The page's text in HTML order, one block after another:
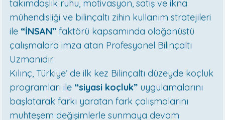
takımdaşlık ruhu, motivasyon, satış ve ikna
mühendisliği ve bilinçaltı zihin kullanım stratejileri
ile “İNSAN” faktörü kapsamında olağanüstü
çalışmalara imza atan Profesyonel Bilinçaltı
Uzmanıdır.
Kılınç, Türkiye’ de ilk kez Bilinçaltı düzeyde koçluk
programları ile “siyasi koçluk” uygulamalarını
başlatarak farkı yaratan fark çalışmalarını
muhteşem değişimlerle sunmaya devam